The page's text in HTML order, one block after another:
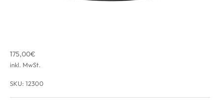
Angebot
175,00€
inkl. MwSt.
SKU: 12300